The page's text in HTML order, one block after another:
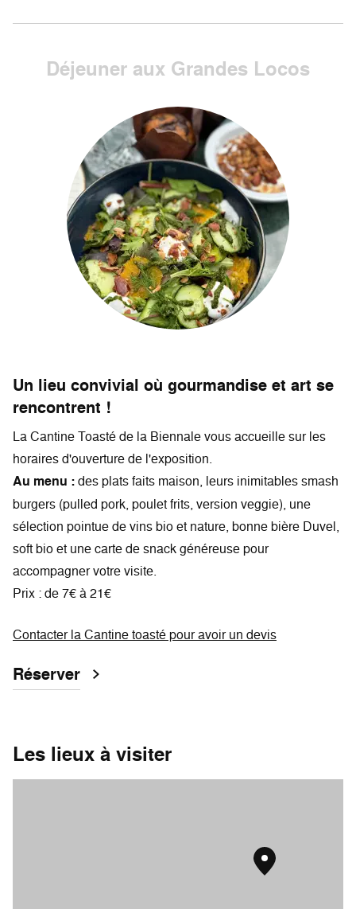
Déjeuner aux Grandes Locos
Un lieu convivial où gourmandise et art se
rencontrent !
La Cantine Toasté de la Biennale vous accueille sur les
horaires d'ouverture de l'exposition.
Au menu :des plats faits maison, leurs inimitables smash
burgers (pulled pork, poulet frits, version veggie), une
sélection pointue de vins bio et nature, bonne bière Duvel,
soft bio et une carte de snack généreuse pour
accompagner votre visite.
Prix : de 7€ à 21€
Contacter la Cantine toasté pour avoir un devis
Réserver
Les lieux à visiter